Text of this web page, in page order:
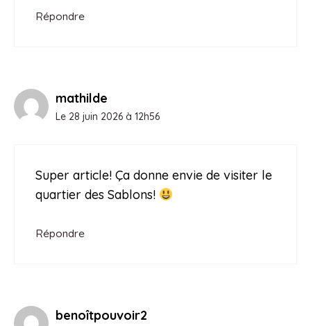
Répondre
mathilde
Le 28 juin 2026 à 12h56
Super article! Ça donne envie de visiter le
quartier des Sablons!
Répondre
benoîtpouvoir2